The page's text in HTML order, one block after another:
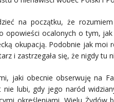
na początku, że
opowieści ocalonych o tym,
okupacją. Podobnie jak moi
i zastrzegała się, że nigdy tu
jaki obecnie obserwuję na
nie lubi, gdy jego naród